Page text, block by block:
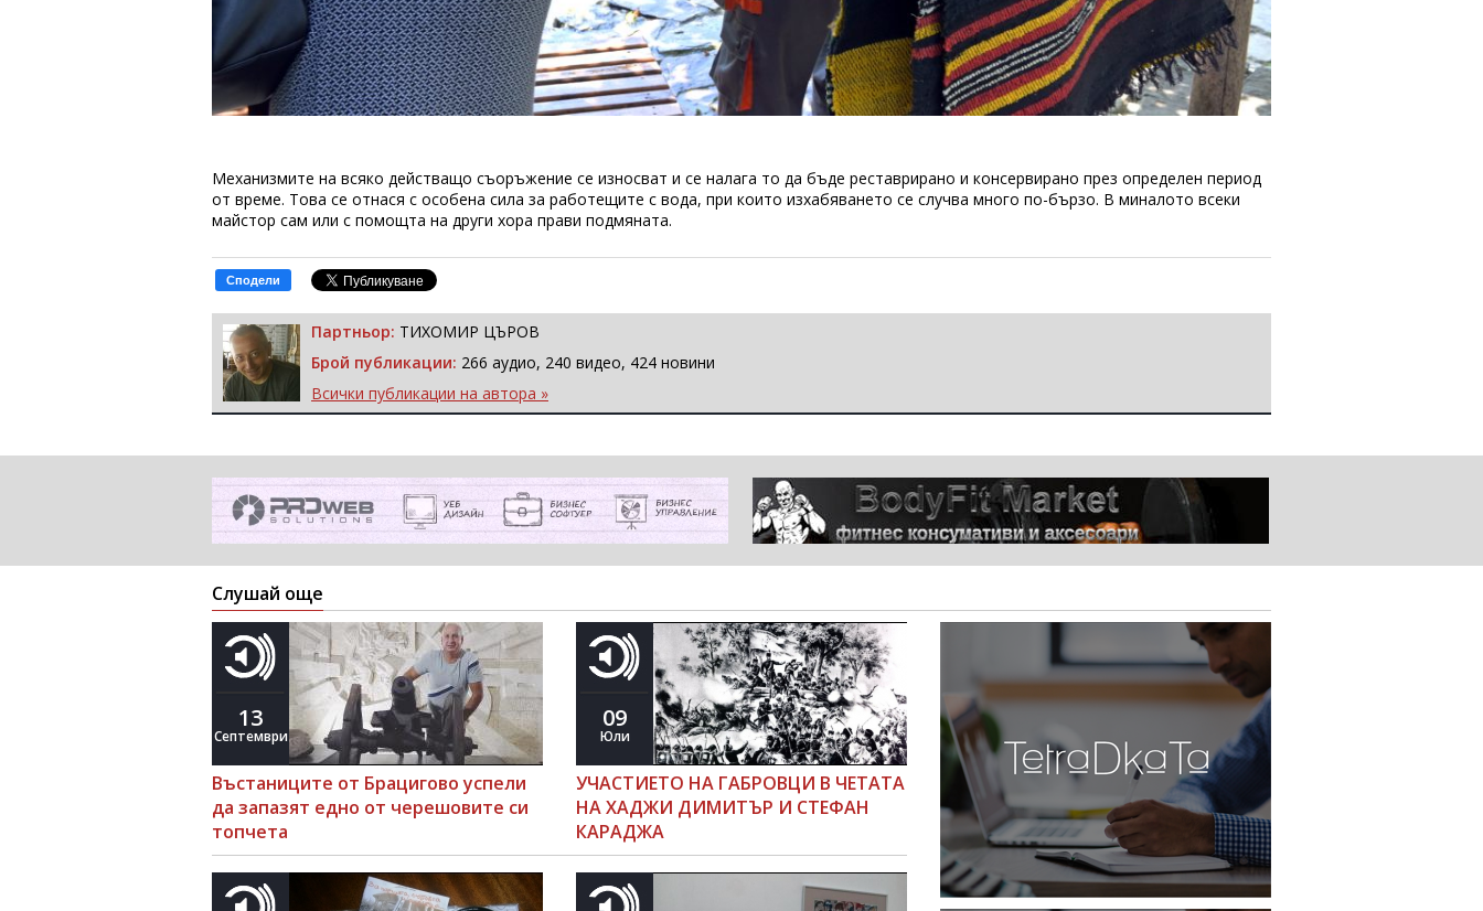
Механизмите на всяко действащо съоръжение се износват и се налага то да бъде реставрирано и консервирано през определен период
от време. Това се отнася с особена сила за работещите с вода, при които изхабяването се случва много по-бързо. В миналото всеки
майстор сам или с помощта на други хора прави подмяната.
Сподели
Партньор: ТИХОМИР ЦЪРОВ
Брой публикации: 266 аудио, 240 видео, 424 новини
Всички публикации на автора »
Слушай още
13
Септември
Въстаниците от Брацигово успели
да запазят едно от черешовите си
топчета
09
Юли
УЧАСТИЕТО НА ГАБРОВЦИ В ЧЕТАТА
НА ХАДЖИ ДИМИТЪР И СТЕФАН
КАРАДЖА